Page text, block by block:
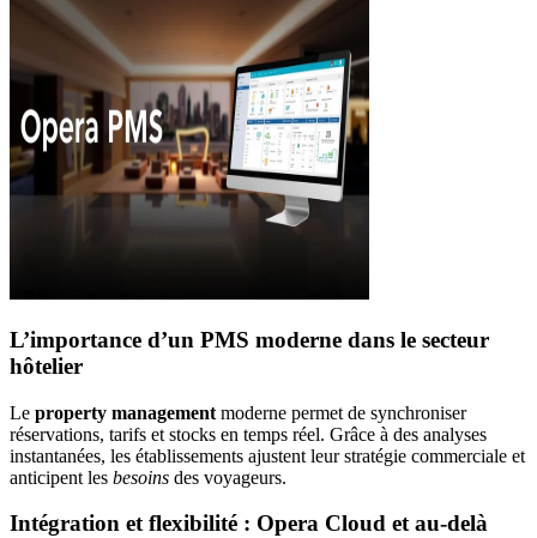
L’importance d’un PMS moderne dans le secteur
hôtelier
Le property management moderne permet de synchroniser
réservations, tarifs et stocks en temps réel. Grâce à des analyses
instantanées, les établissements ajustent leur stratégie commerciale et
anticipent les besoins des voyageurs.
Intégration et flexibilité : Opera Cloud et au-delà